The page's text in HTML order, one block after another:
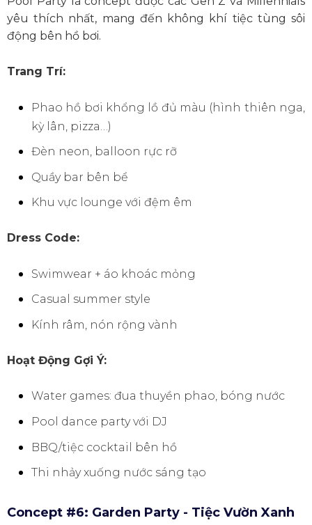
yêu thích nhất, mang đến không khí tiệc tùng sôi
động bên hồ bơi.
Trang Trí:
Phao hồ bơi khổng lồ đủ màu (hình thiên nga,
kỳ lân, pizza…)
Đèn neon, balloon rực rỡ
Quầy bar bên bể
Khu vực lounge với đệm êm
Dress Code:
Swimwear + áo khoác mỏng
Casual summer style
Kính râm, nón rộng vành
Hoạt Động Gợi Ý:
Water games: đua thuyền phao, bóng nước
Pool dance party với DJ
BBQ/tiệc cocktail bên hồ
Thi nhảy xuống nước sáng tạo
Concept #6: Garden Party - Tiệc Vườn Xanh